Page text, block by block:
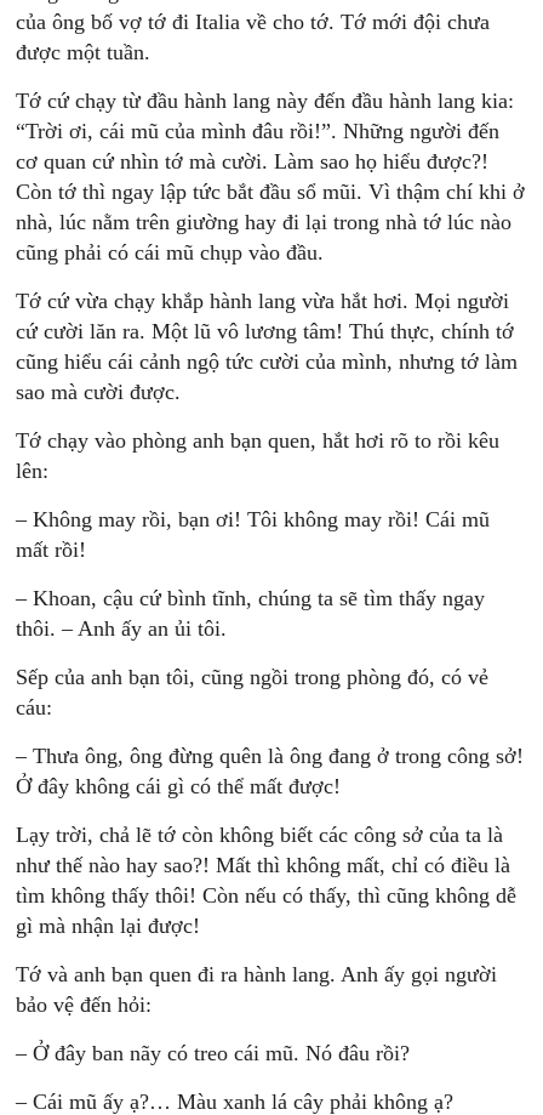
của ông bố vợ tớ đi Italia về cho tớ. Tớ mới đội chưa
được một tuần.
Tớ cứ chạy từ đầu hành lang này đến đầu hành lang kia:
“Trời ơi, cái mũ của mình đâu rồi!”. Những người đến
cơ quan cứ nhìn tớ mà cười. Làm sao họ hiểu được?!
Còn tớ thì ngay lập tức bắt đầu sổ mũi. Vì thậm chí khi ở
nhà, lúc nằm trên giường hay đi lại trong nhà tớ lúc nào
cũng phải có cái mũ chụp vào đầu.
Tớ cứ vừa chạy khắp hành lang vừa hắt hơi. Mọi người
cứ cười lăn ra. Một lũ vô lương tâm! Thú thực, chính tớ
cũng hiểu cái cảnh ngộ tức cười của mình, nhưng tớ làm
sao mà cười được.
Tớ chạy vào phòng anh bạn quen, hắt hơi rõ to rồi kêu
lên:
– Không may rồi, bạn ơi! Tôi không may rồi! Cái mũ
mất rồi!
– Khoan, cậu cứ bình tĩnh, chúng ta sẽ tìm thấy ngay
thôi. – Anh ấy an ủi tôi.
Sếp của anh bạn tôi, cũng ngồi trong phòng đó, có vẻ
cáu:
– Thưa ông, ông đừng quên là ông đang ở trong công sở!
Ở đây không cái gì có thể mất được!
Lạy trời, chả lẽ tớ còn không biết các công sở của ta là
như thế nào hay sao?! Mất thì không mất, chỉ có điều là
tìm không thấy thôi! Còn nếu có thấy, thì cũng không dễ
gì mà nhận lại được!
Tớ và anh bạn quen đi ra hành lang. Anh ấy gọi người
bảo vệ đến hỏi:
– Ở đây ban nãy có treo cái mũ. Nó đâu rồi?
– Cái mũ ấy ạ?… Màu xanh lá cây phải không ạ?